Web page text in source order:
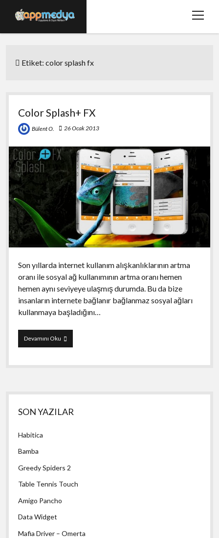
menüyü
Hakkımızda
twitterfacebook
Etiket:color splash fx
Color Splash+ FX
Bülent O. 26 Ocak 2013
Son yıllarda internet kullanım alışkanlıklarının artma
oranı ile sosyal ağ kullanımının artma oranı hemen
hemen aynı seviyeye ulaşmış durumda. Bu da bize
insanların internete bağlanır bağlanmaz sosyal ağları
kullanmaya başladığını…
Devamını OkuColor
Splash+
Yan
Menü
SON YAZILAR
Habitica
Bamba
Greedy Spiders 2
Table Tennis Touch
Amigo Pancho
Data Widget
Mafia Driver – Omerta